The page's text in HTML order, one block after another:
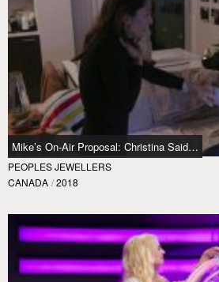
Mike’s On-Air Proposal: Christina Said…
PEOPLES JEWELLERS
CANADA / 2018